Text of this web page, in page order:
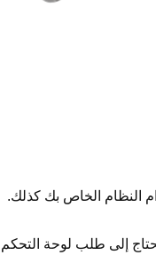
النظام الخاص بك كذلك.
إلى طلب لوحة التحكم